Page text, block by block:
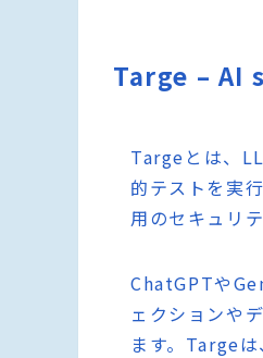
Targe – AI
Targeとは、
的テストを実
用のセキュリ
ChatGPTや
ェクションや
ます。Targe